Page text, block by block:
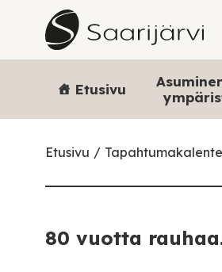
Skip to content
Etusivu
Etusivu
80 vuotta